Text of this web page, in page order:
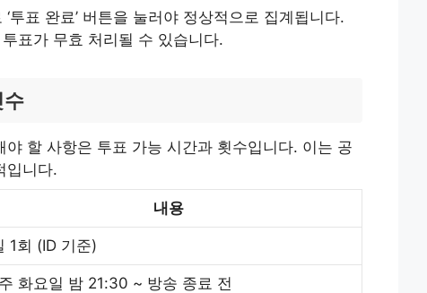
투표 완료’ 버튼을 눌러야 정상적으로 집계됩니다.
표가 무효 처리될 수 있습니다.
수
할 사항은 투표 가능 시간과 횟수입니다. 이는 공
입니다.
내용
1회 (ID 기준)
화요일 밤 21:30 ~ 방송 종료 전